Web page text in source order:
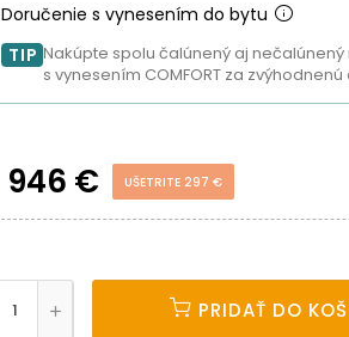
Doručenie s vynesením do bytu
TIP Nakúpte spolu čalúnený aj
s vynesením COMFORT za zvýhodnenú
946 € UŠETRITE 297 €
PRIDAŤ DO